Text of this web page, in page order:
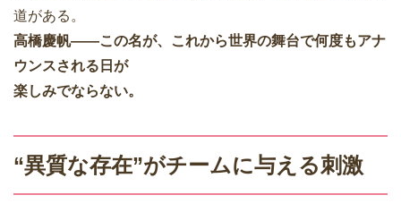
道がある。
高橋慶帆――この名が、これから世界の舞台で何度もアナ
ウンスされる日が
楽しみでならない。
“異質な存在”がチームに与える刺激